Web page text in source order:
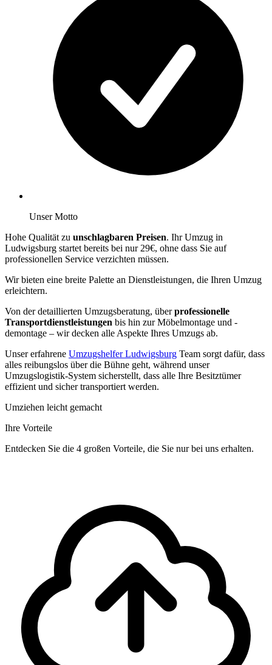
Unser Motto
Hohe Qualität zu unschlagbaren Preisen. Ihr Umzug in
Ludwigsburg startet bereits bei nur 29€, ohne dass Sie auf
professionellen Service verzichten müssen.
Wir bieten eine breite Palette an Dienstleistungen, die Ihren Umzug
erleichtern.
Von der detaillierten Umzugsberatung, überprofessionelle
Transportdienstleistungen bis hin zur Möbelmontage und -
demontage – wir decken alle Aspekte Ihres Umzugs ab.
Unser erfahrene Umzugshelfer Ludwigsburg Team sorgt dafür, dass
alles reibungslos über die Bühne geht, während unser
Umzugslogistik-System sicherstellt, dass alle Ihre Besitztümer
effizient und sicher transportiert werden.
Umziehen leicht gemacht
Ihre Vorteile
Entdecken Sie die 4 großen Vorteile, die Sie nur bei uns erhalten.